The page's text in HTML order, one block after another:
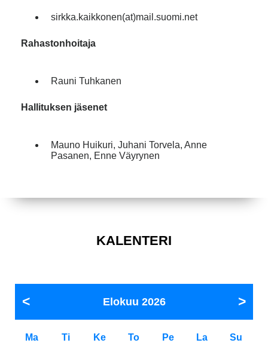
sirkka.kaikkonen(at)mail.suomi.net
Rahastonhoitaja
Rauni Tuhkanen
Hallituksen jäsenet
Mauno Huikuri, Juhani Torvela, Anne
Pasanen, Enne Väyrynen
KALENTERI
Elokuu 2026
Ma Ti Ke To Pe La Su